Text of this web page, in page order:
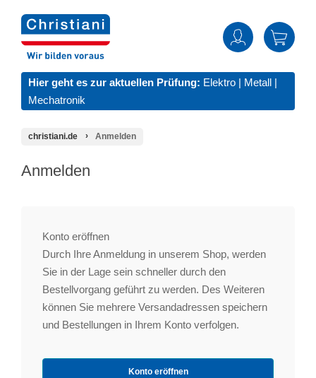
Hier geht es zur aktuellen Prüfung: Elektro | Metall |
Mechatronik
christiani.de Anmelden
Anmelden
Konto eröffnen
Durch Ihre Anmeldung in unserem Shop, werden
Sie in der Lage sein schneller durch den
Bestellvorgang geführt zu werden. Des Weiteren
können Sie mehrere Versandadressen speichern
und Bestellungen in Ihrem Konto verfolgen.
Konto eröffnen